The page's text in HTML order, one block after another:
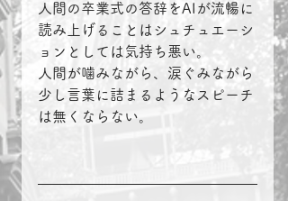
人間の卒業式の答辞をAIが流暢に
読み上げることはシュチュエーシ
ョンとしては気持ち悪い。
人間が噛みながら、涙ぐみながら
少し言葉に詰まるようなスピーチ
は無くならない。